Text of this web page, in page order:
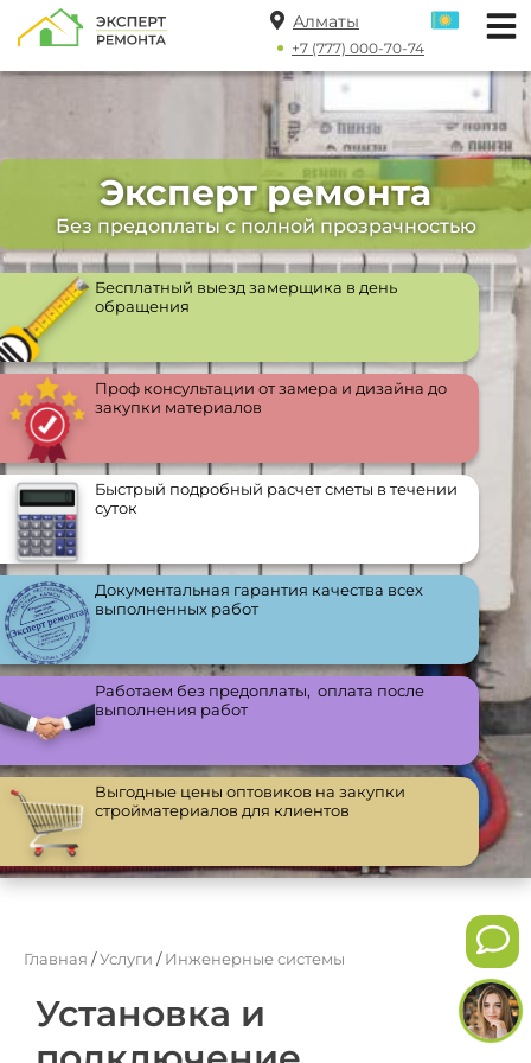
Алматы
+7 (777) 000-70-74
Эксперт ремонта
Без предоплаты с полной прозрачностью
Бесплатный выезд замерщика в день
обращения
Проф консультации от замера и дизайна до
закупки материалов
Быстрый подробный расчет сметы в течении
суток
Документальная гарантия качества всех
выполненных работ
Работаем без предоплаты, оплата после
выполнения работ
Выгодные цены оптовиков на закупки
стройматериалов для клиентов
Главная /Услуги /Инженерные системы
Установка и